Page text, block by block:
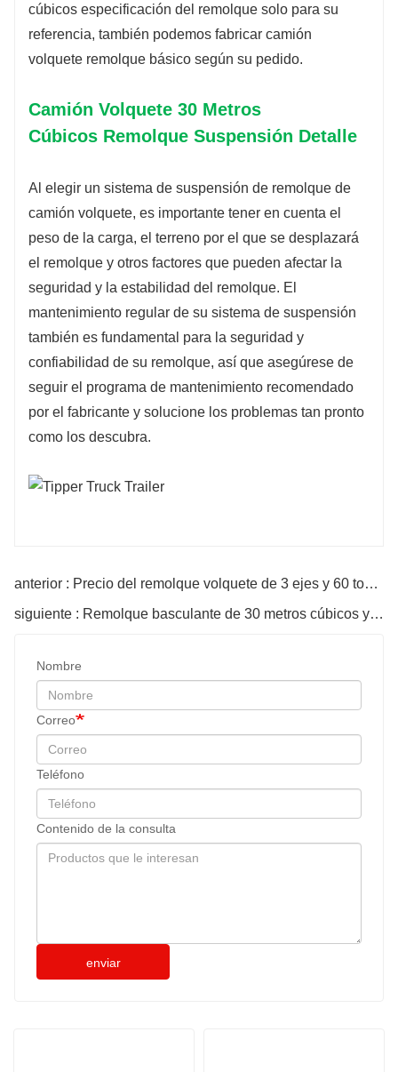
cúbicos especificación del remolque solo para su
referencia, también podemos fabricar camión
volquete remolque básico según su pedido.
Camión Volquete 30 Metros
Cúbicos Remolque Suspensión Detalle
Al elegir un sistema de suspensión de remolque de
camión volquete, es importante tener en cuenta el
peso de la carga, el terreno por el que se desplazará
el remolque y otros factores que pueden afectar la
seguridad y la estabilidad del remolque. El
mantenimiento regular de su sistema de suspensión
también es fundamental para la seguridad y
confiabilidad de su remolque, así que asegúrese de
seguir el programa de mantenimiento recomendado
por el fabricante y solucione los problemas tan pronto
como los descubra.
anterior : Precio del remolque volquete de 3 ejes y 60 toneladas
siguiente : Remolque basculante de 30 metros cúbicos y 50 toneladas
Nombre
Correo
Teléfono
Contenido de la consulta
enviar